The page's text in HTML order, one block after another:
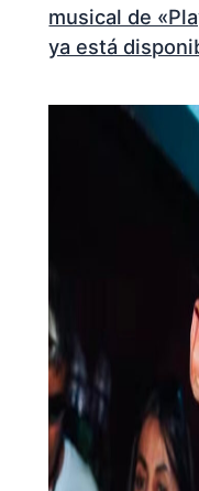
musical de
ya está